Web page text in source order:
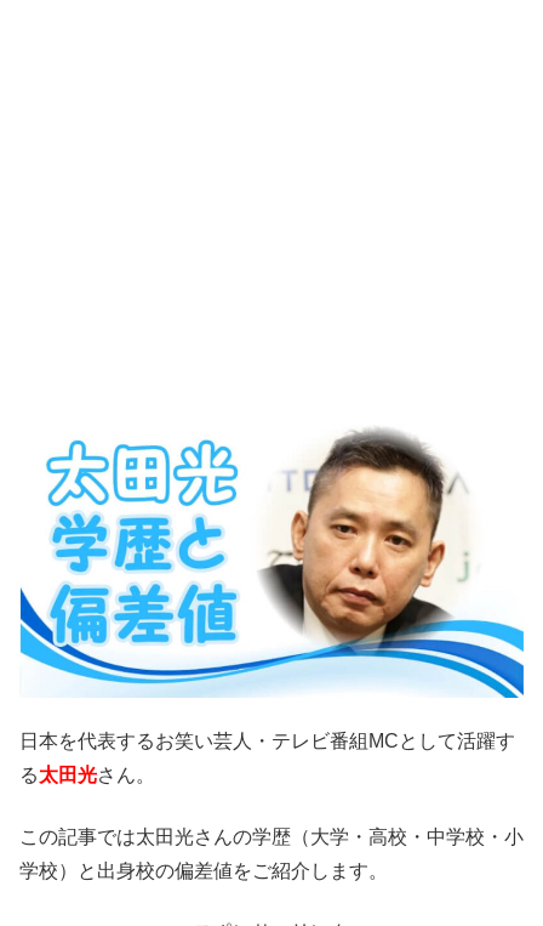
日本を代表するお笑い芸人・テレビ番組MCとして活躍す
る太田光さん。
この記事では太田光さんの学歴（大学・高校・中学校・小
学校）と出身校の偏差値をご紹介します。